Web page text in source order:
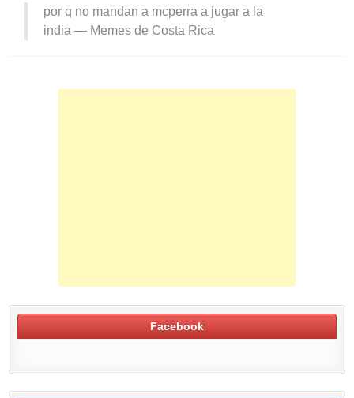
por q no mandan a mcperra a jugar a la
india — Memes de Costa Rica
Facebook